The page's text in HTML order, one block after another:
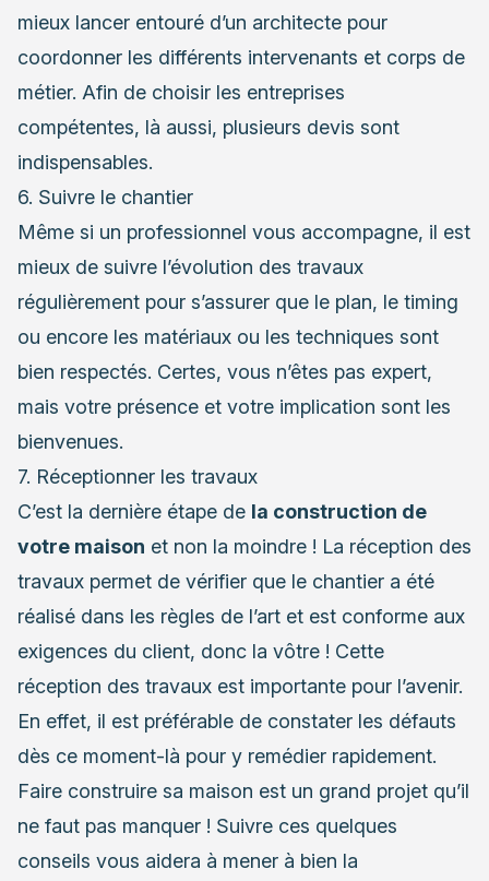
mieux lancer entouré d’un architecte pour
coordonner les différents intervenants et corps de
métier. Afin de choisir les entreprises
compétentes, là aussi, plusieurs devis sont
indispensables.
6. Suivre le chantier
Même si un professionnel vous accompagne, il est
mieux de suivre l’évolution des travaux
régulièrement pour s’assurer que le plan, le timing
ou encore les matériaux ou les techniques sont
bien respectés. Certes, vous n’êtes pas expert,
mais votre présence et votre implication sont les
bienvenues.
7. Réceptionner les travaux
C’est la dernière étape de la construction de
votre maison et non la moindre ! La réception des
travaux permet de vérifier que le chantier a été
réalisé dans les règles de l’art et est conforme aux
exigences du client, donc la vôtre ! Cette
réception des travaux est importante pour l’avenir.
En effet, il est préférable de constater les défauts
dès ce moment-là pour y remédier rapidement.
Faire construire sa maison est un grand projet qu’il
ne faut pas manquer ! Suivre ces quelques
conseils vous aidera à mener à bien la